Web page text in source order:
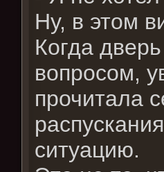
Ну, в этом
Когда
вопросом,
прочитала
ситуацию.